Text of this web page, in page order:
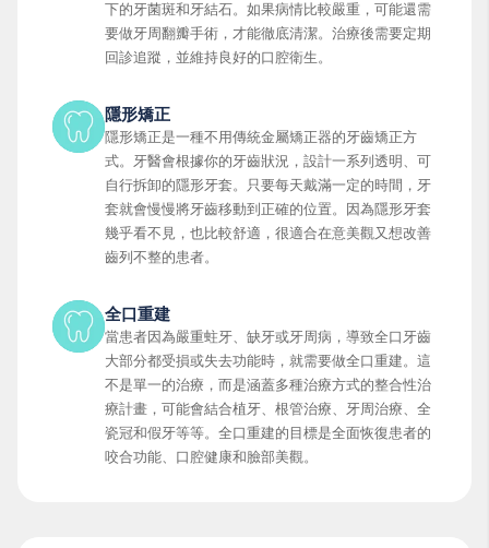
下的牙菌斑和牙結石。如果病情比較嚴重，可能還需
要做牙周翻瓣手術，才能徹底清潔。治療後需要定期
回診追蹤，並維持良好的口腔衛生。
隱形矯正
隱形矯正是一種不用傳統金屬矯正器的牙齒矯正方
式。牙醫會根據你的牙齒狀況，設計一系列透明、可
自行拆卸的隱形牙套。只要每天戴滿一定的時間，牙
套就會慢慢將牙齒移動到正確的位置。因為隱形牙套
幾乎看不見，也比較舒適，很適合在意美觀又想改善
齒列不整的患者。
全口重建
當患者因為嚴重蛀牙、缺牙或牙周病，導致全口牙齒
大部分都受損或失去功能時，就需要做全口重建。這
不是單一的治療，而是涵蓋多種治療方式的整合性治
療計畫，可能會結合植牙、根管治療、牙周治療、全
瓷冠和假牙等等。全口重建的目標是全面恢復患者的
咬合功能、口腔健康和臉部美觀。